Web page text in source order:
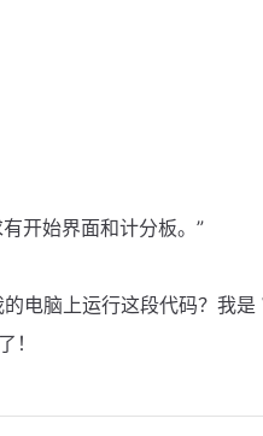
开始界面和计分板。”
电脑上运行这段代码？我
！